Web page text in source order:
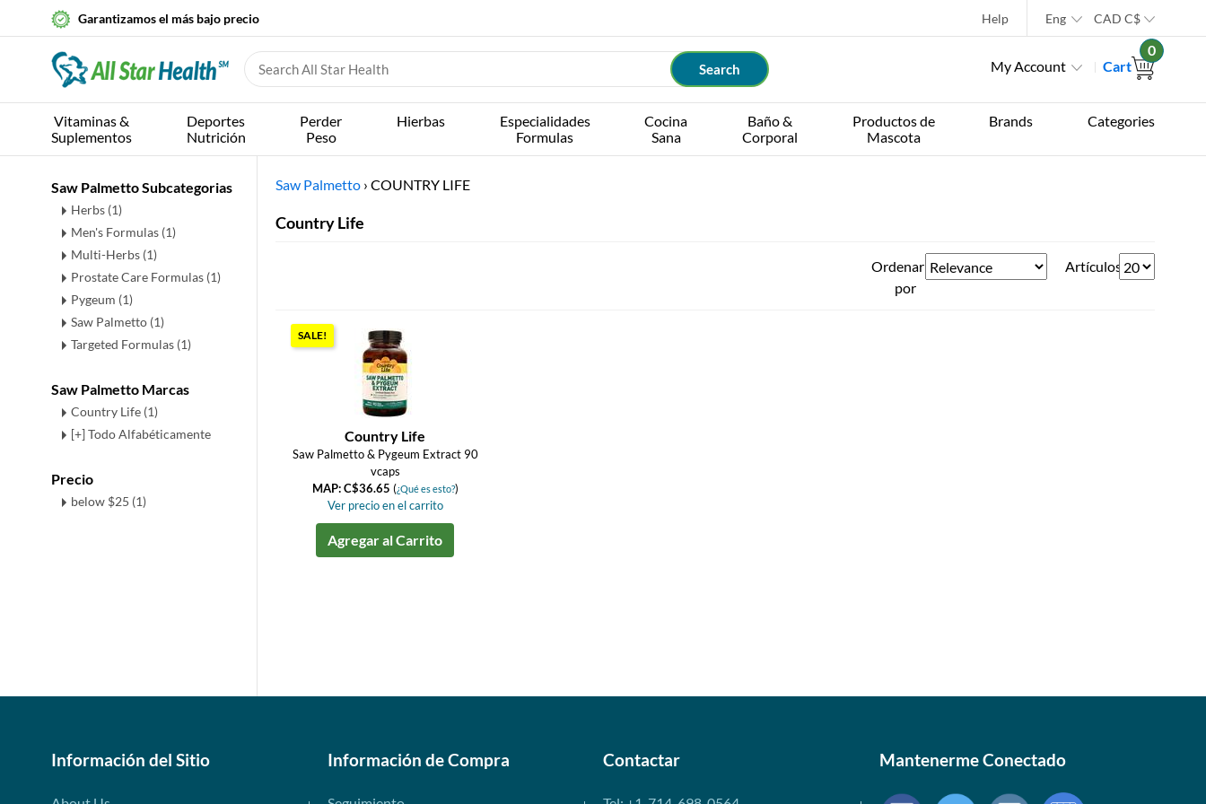
Garantizamos el más bajo precio Help Eng CAD C$
My Account Cart
0
Vitaminas &
Suplementos
Deportes
Nutrición
Perder
Peso
Hierbas
Especialidades
Formulas
Cocina
Sana
Baño &
Corporal
Productos de
Mascota
Brands Categories
Saw Palmetto Subcategorias
Herbs (1)
Men's Formulas (1)
Multi-Herbs (1)
Prostate Care Formulas (1)
Pygeum (1)
Saw Palmetto (1)
Targeted Formulas (1)
Saw Palmetto Marcas
Country Life (1)
[+] Todo Alfabéticamente
Precio
below $25 (1)
Saw Palmetto › COUNTRY LIFE
Country Life
Ordenar
por
Artículos
SALE!
Country Life
Saw Palmetto & Pygeum Extract 90
vcaps
MAP: C$36.65 (¿Qué es esto?)
Ver precio en el carrito
Agregar al Carrito
Información del Sitio Información de Compra Contactar Mantenerme Conectado